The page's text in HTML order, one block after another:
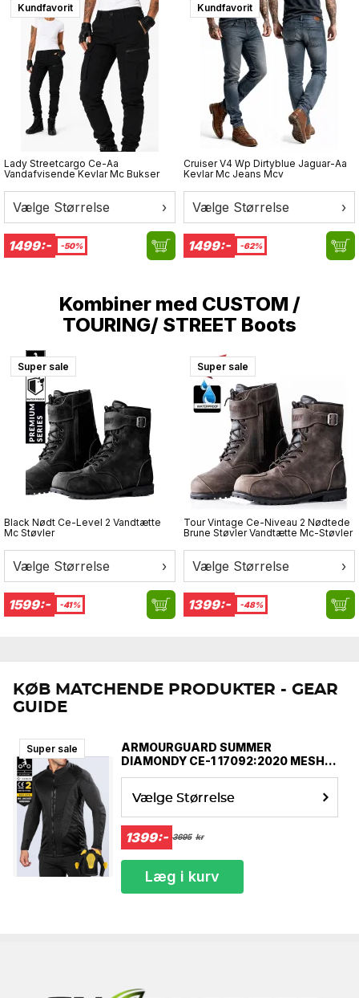
Kundfavorit
Lady Streetcargo Ce-Aa
Vandafvisende Kevlar Mc Bukser
Vælge Størrelse ›
1499:- -50%
Kundfavorit
Cruiser V4 Wp Dirtyblue Jaguar-Aa
Kevlar Mc Jeans Mcv
Vælge Størrelse ›
1499:- -62%
Kombiner med CUSTOM /
TOURING/ STREET Boots
Super sale
Black Nødt Ce-Level 2 Vandtætte
Mc Støvler
Vælge Størrelse ›
1599:- -41%
Super sale
Tour Vintage Ce-Niveau 2 Nødtede
Brune Støvler Vandtætte Mc-Støvler
Vælge Størrelse ›
1399:- -48%
KØB MATCHENDE PRODUKTER - GEAR
GUIDE
Super sale
ARMOURGUARD SUMMER
DIAMONDY CE-1 17092:2020 MESH
MOTORCYKEL JAKKE
Vælge Størrelse
1399:- 3695 kr
Læg i kurv